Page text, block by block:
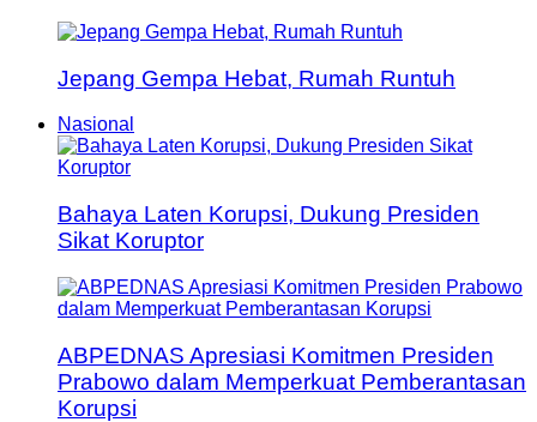
Jepang Gempa Hebat, Rumah Runtuh
Nasional
Bahaya Laten Korupsi, Dukung Presiden
Sikat Koruptor
ABPEDNAS Apresiasi Komitmen Presiden
Prabowo dalam Memperkuat Pemberantasan
Korupsi